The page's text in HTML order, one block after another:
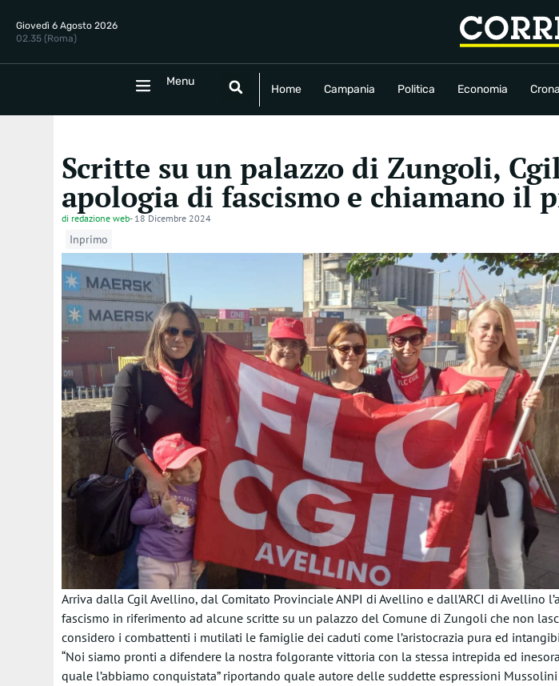
Giovedì 6 Agosto 2026
02.35 (Roma)
Menu
Home Campania Politica Economia
Home Campania Politica Economia Cronaca Irpinia
Scritte su un palazzo di Zungoli,
apologia di fascismo e chiamano il
di redazione web- 18 Dicembre 2024
Inprimo
Arriva dalla Cgil Avellino, dal Comitato Provinciale ANPI di Avellino e dall’ARCI di Avellino
fascismo in riferimento ad alcune scritte su un palazzo del Comune di Zungoli che non
considero i combattenti i mutilati le famiglie dei caduti come l’aristocrazia pura ed
“Noi siamo pronti a difendere la nostra folgorante vittoria con la stessa intrepida ed
quale l’abbiamo conquistata” riportando quale autore delle suddette espressioni Mussolini